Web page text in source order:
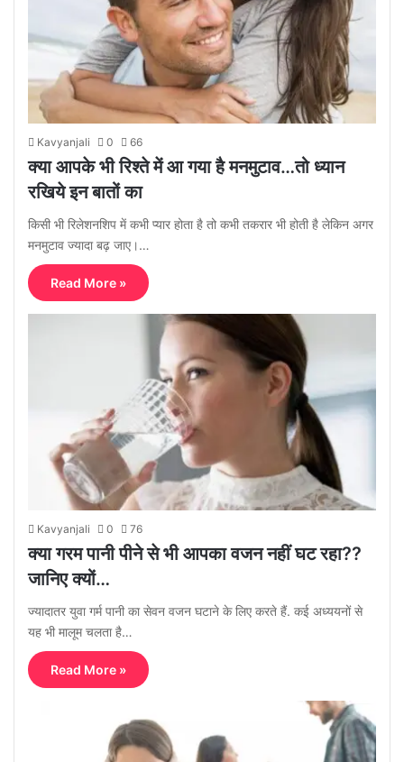
Kavyanjali 0 66
क्या आपके भी रिश्ते में आ गया है मनमुटाव…तो ध्यान
रखिये इन बातों का
किसी भी रिलेशनशिप में कभी प्यार होता है तो कभी तकरार भी होती है लेकिन अगर
मनमुटाव ज्यादा बढ़ जाए।…
Read More »
Kavyanjali 0 76
क्या गरम पानी पीने से भी आपका वजन नहीं घट रहा??
जानिए क्यों…
ज्यादातर युवा गर्म पानी का सेवन वजन घटाने के लिए करते हैं. कई अध्ययनों से
यह भी मालूम चलता है…
Read More »